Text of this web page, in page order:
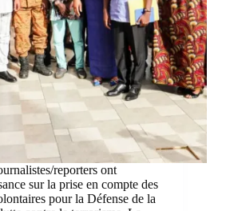
reporters ont
sur la prise en compte des
pour la Défense de la